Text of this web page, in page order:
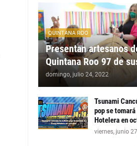
QUINTANA ROO
Presentan artesanos
Quintana Roo 97 de
domingo, julio 24, 2022
Tsunami
pop se
Hotelera en
viernes, junio